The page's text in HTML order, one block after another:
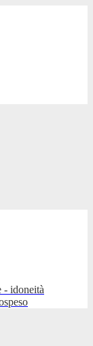
- idoneità